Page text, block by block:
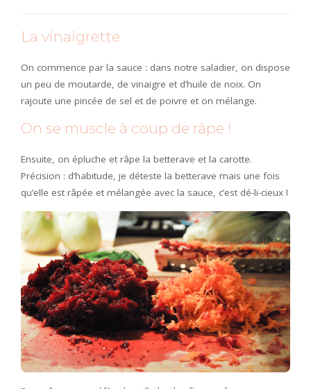
La vinaigrette
On commence par la sauce : dans notre saladier, on dispose
un peu de moutarde, de vinaigre et d’huile de noix. On
rajoute une pincée de sel et de poivre et on mélange.
On se muscle à coup de râpe !
Ensuite, on épluche et râpe la betterave et la carotte.
Précision : d’habitude, je déteste la betterave mais une fois
qu’elle est râpée et mélangée avec la sauce, c’est dé-li-cieux !